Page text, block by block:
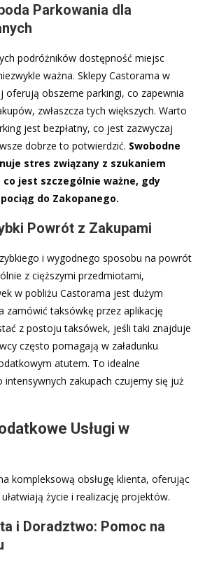
Parkowania dla
podróżników dostępność miejsc
ważna. Sklepy Castorama w
oferują obszerne parkingi, co zapewnia
zwłaszcza tych większych. Warto
jest bezpłatny, co jest zazwyczaj
dobrze to potwierdzić. Swobodne
stres związany z szukaniem
jest szczególnie ważne, gdy
do Zakopanego.
Powrót z Zakupami
i wygodnego sposobu na powrót
z cięższymi przedmiotami,
w pobliżu Castorama jest dużym
zamówić taksówkę przez aplikację
z postoju taksówek, jeśli taki znajduje
często pomagają w załadunku
atutem. To idealne
intensywnych zakupach czujemy się już
Usługi w
kompleksową obsługę klienta, oferując
życie i realizację projektów.
i Doradztwo: Pomoc na